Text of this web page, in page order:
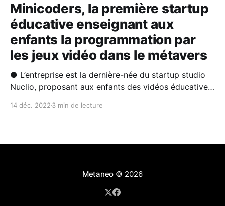
Minicoders, la première startup
éducative enseignant aux
enfants la programmation par
les jeux vidéo dans le métavers
● L’entreprise est la dernière-née du startup studio
Nuclio, proposant aux enfants des vidéos éducatives,
14 déc. 2022 3 min de lecture
Metaneo © 2026